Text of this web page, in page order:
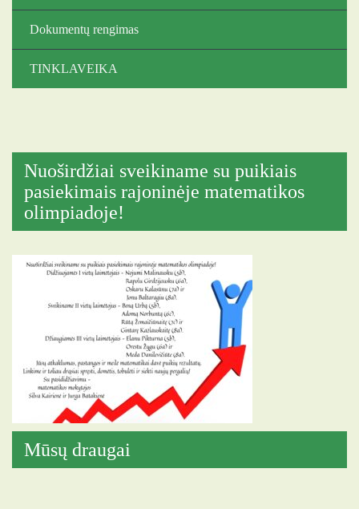
Dokumentų rengimas
TINKLAVEIKA
Nuoširdžiai sveikiname su puikiais
pasiekimais rajoninėje matematikos
olimpiadoje!
Mūsų draugai